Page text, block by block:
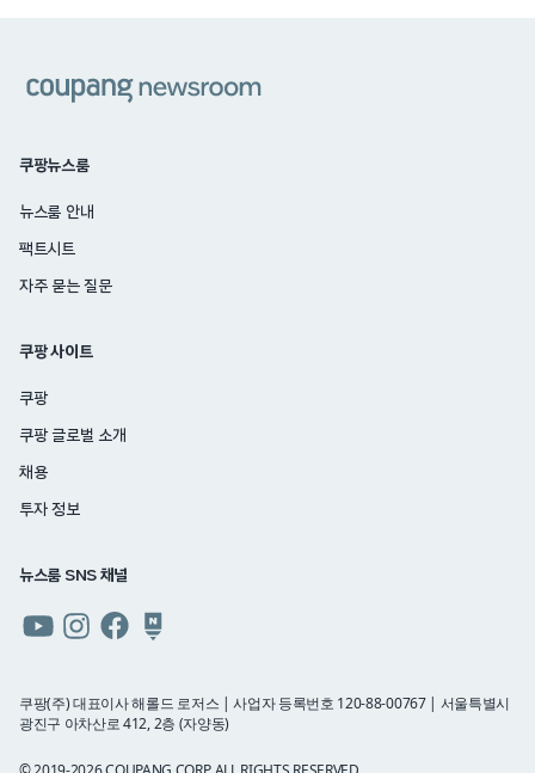
쿠팡뉴스룸
뉴스룸 안내
팩트시트
자주 묻는 질문
쿠팡 사이트
쿠팡
쿠팡 글로벌 소개
채용
투자 정보
뉴스룸 SNS 채널
유튜브인스타그램
페이스북네이버
블로그
쿠팡(주) 대표이사 해롤드 로저스 | 사업자 등록번호 120-88-00767 | 서울특별시
광진구 아차산로 412, 2층 (자양동)